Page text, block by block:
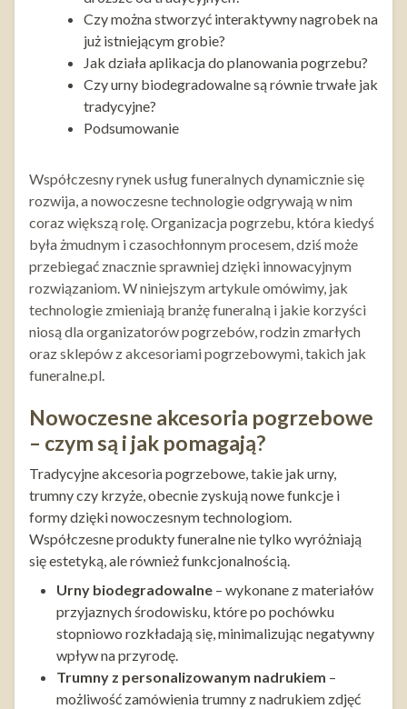
Czy można stworzyć interaktywny nagrobek na
już istniejącym grobie?
Jak działa aplikacja do planowania pogrzebu?
Czy urny biodegradowalne są równie trwałe jak
tradycyjne?
Podsumowanie
Współczesny rynek usług funeralnych dynamicznie się
rozwija, a nowoczesne technologie odgrywają w nim
coraz większą rolę. Organizacja pogrzebu, która kiedyś
była żmudnym i czasochłonnym procesem, dziś może
przebiegać znacznie sprawniej dzięki innowacyjnym
rozwiązaniom. W niniejszym artykule omówimy, jak
technologie zmieniają branżę funeralną i jakie korzyści
niosą dla organizatorów pogrzebów, rodzin zmarłych
oraz sklepów z akcesoriami pogrzebowymi, takich jak
funeralne.pl.
Nowoczesne akcesoria pogrzebowe
– czym są i jak pomagają?
Tradycyjne akcesoria pogrzebowe, takie jak urny,
trumny czy krzyże, obecnie zyskują nowe funkcje i
formy dzięki nowoczesnym technologiom.
Współczesne produkty funeralne nie tylko wyróżniają
się estetyką, ale również funkcjonalnością.
Urny biodegradowalne – wykonane z materiałów
przyjaznych środowisku, które po pochówku
stopniowo rozkładają się, minimalizując negatywny
wpływ na przyrodę.
Trumny z personalizowanym nadrukiem –
możliwość zamówienia trumny z nadrukiem zdjęć